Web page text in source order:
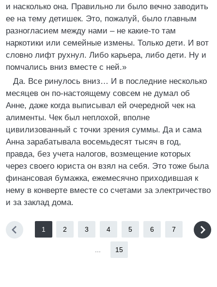
и насколько она. Правильно ли было вечно заводить
ее на тему детишек. Это, пожалуй, было главным
разногласием между нами – не какие-то там
наркотики или семейные измены. Только дети. И вот
словно лифт рухнул. Либо карьера, либо дети. Ну и
помчались вниз вместе с ней.»
Да. Все ринулось вниз… И в последние несколько
месяцев он по-настоящему совсем не думал об
Анне, даже когда выписывал ей очередной чек на
алименты. Чек был неплохой, вполне
цивилизованный с точки зрения суммы. Да и сама
Анна зарабатывала восемьдесят тысяч в год,
правда, без учета налогов, возмещение которых
через своего юриста он взял на себя. Это тоже была
финансовая бумажка, ежемесячно приходившая к
нему в конверте вместе со счетами за электричество
и за заклад дома.
1 2 3 4 5 6 7
15